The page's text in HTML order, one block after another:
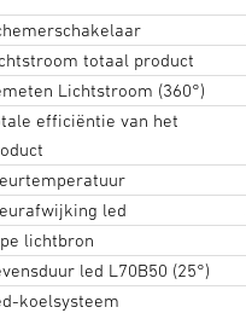
totaal product
Lichtstroom (360°)
efficiëntie van het
led
lichtbron
led L70B50 (25°)
koelsysteem